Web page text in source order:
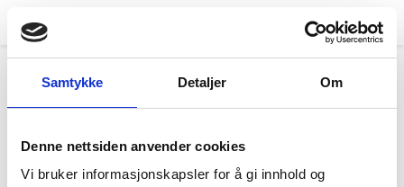
Samtykke Detaljer Om
Denne nettsiden anvender cookies
Vi bruker informasjonskapsler for å gi innhold og
About Urban Beverages